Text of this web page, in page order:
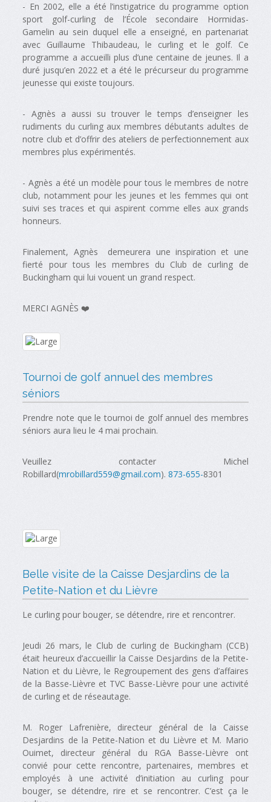
- En 2002, elle a été l’instigatrice du programme option
sport golf-curling de l’École secondaire Hormidas-
Gamelin au sein duquel elle a enseigné, en partenariat
avec Guillaume Thibaudeau, le curling et le golf. Ce
programme a accueilli plus d’une centaine de jeunes. Il a
duré jusqu’en 2022 et a été le précurseur du programme
jeunesse qui existe toujours.
- Agnès a aussi su trouver le temps d’enseigner les
rudiments du curling aux membres débutants adultes de
notre club et d’offrir des ateliers de perfectionnement aux
membres plus expérimentés.
- Agnès a été un modèle pour tous le membres de notre
club, notamment pour les jeunes et les femmes qui ont
suivi ses traces et qui aspirent comme elles aux grands
honneurs.
Finalement, Agnès demeurera une inspiration et une
fierté pour tous les membres du Club de curling de
Buckingham qui lui vouent un grand respect.
MERCI AGNÈS ❤️
Tournoi de golf annuel des membres
séniors
Prendre note que le tournoi de golf annuel des membres
séniors aura lieu le 4 mai prochain.
Veuillez contacter Michel
Robillard(mrobillard559@gmail.com).873-655-8301
Belle visite de la Caisse Desjardins de la
Petite-Nation et du Lièvre
Le curling pour bouger, se détendre, rire et rencontrer.
Jeudi 26 mars, le Club de curling de Buckingham (CCB)
était heureux d’accueillir la Caisse Desjardins de la Petite-
Nation et du Lièvre, le Regroupement des gens d’affaires
de la Basse-Lièvre et TVC Basse-Lièvre pour une activité
de curling et de réseautage.
M. Roger Lafrenière, directeur général de la Caisse
Desjardins de la Petite-Nation et du Lièvre et M. Mario
Ouimet, directeur général du RGA Basse-Lièvre ont
convié pour cette rencontre, partenaires, membres et
employés à une activité d’initiation au curling pour
bouger, se détendre, rire et se rencontrer. C’est ça le